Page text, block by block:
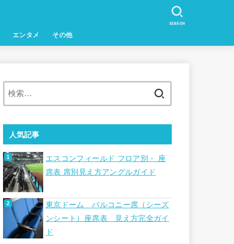
エンタメ その他
SEARCH
人気記事
エスコンフィールド フロア別・ 座
席表 席別見え方アングルガイド
東京ドーム バルコニー席（シーズ
ンシート）座席表 見え方完全ガイ
ド